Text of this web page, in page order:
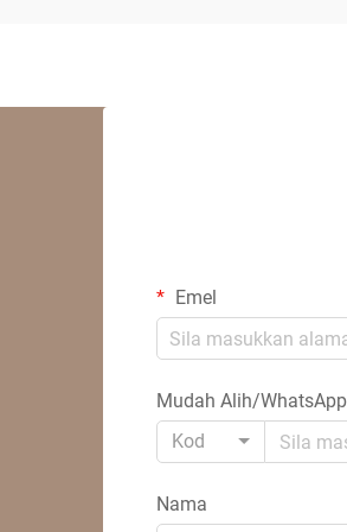
Emel
Mudah Alih/WhatsApp
Kod
Nama